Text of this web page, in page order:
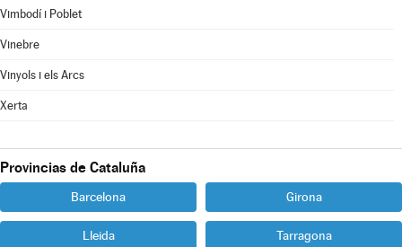
Vimbodí i Poblet
Vinebre
Vinyols i els Arcs
Xerta
Provincias de Cataluña
Barcelona Girona
Lleida Tarragona